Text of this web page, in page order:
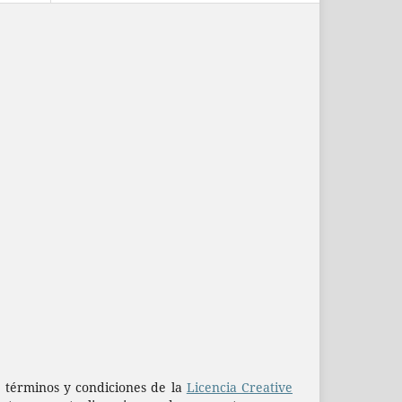
y condiciones de la Licencia Creative